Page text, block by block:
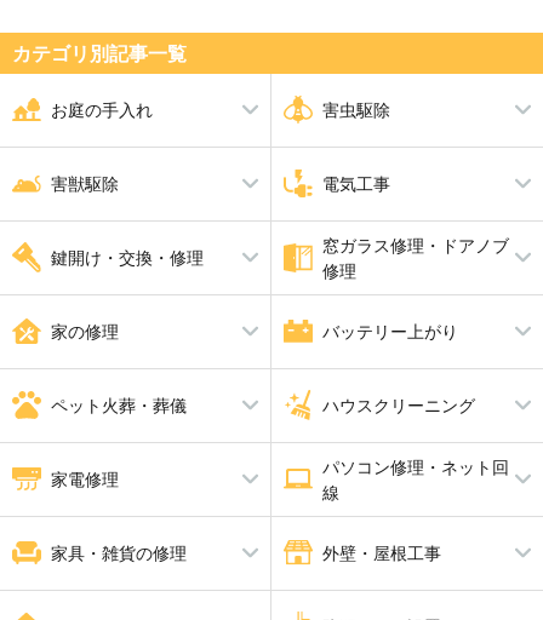
カテゴリ別記事⼀覧
お庭の手入れ
剪定
伐採
シャッター修理
アスファルト工事
ブロック工事・コンクリート工
害虫駆除
シロアリ駆除
ダニ・ノミ・トコジラミ駆除
ゴキブリ駆除
害獣駆除
アライグマ・イタチ・ハクビシ
ハト駆除
電気工事
アンテナ工事
漏電修理
換気扇・レンジフード工事
照明工事
LAN配線工事
鍵開け・交換・修理
鍵開け・交換・修理
合い鍵製作
窓ガラス修理・ドアノブ
修理
ガラス修理・交換 ドアノブ修理
家の修理
水漏れ修理・トイレつまり工事
雨漏り修理
バッテリー上がり
バッテリー上がり
ペット火葬・葬儀
ペット火葬・葬儀
ハウスクリーニング
消臭・脱臭
ハウスクリーニング
バスルームクリーニング
家電修理
エアコン修理
パソコン修理・ネット回
線
パソコン修理
家具・雑貨の修理 外壁・屋根工事